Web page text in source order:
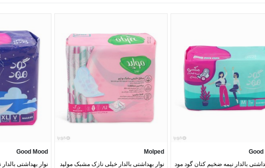
Good
بالدار نیمه ضخیم کتان گود مود
Molped
نوار بهداشتی بالدار خیلی نازک مشبک مولپد
Good Mood
نوار بهداشتی